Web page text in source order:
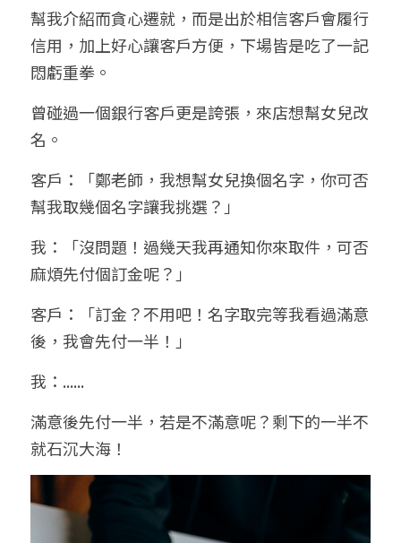
幫我介紹而貪心遷就，而是出於相信客戶會履行
信用，加上好心讓客戶方便，下場皆是吃了一記
悶虧重拳。
曾碰過一個銀行客戶更是誇張，來店想幫女兒改
名。
客戶：「鄭老師，我想幫女兒換個名字，你可否
幫我取幾個名字讓我挑選？」
我：「沒問題！過幾天我再通知你來取件，可否
麻煩先付個訂金呢？」
客戶：「訂金？不用吧！名字取完等我看過滿意
後，我會先付一半！」
我：......
滿意後先付一半，若是不滿意呢？剩下的一半不
就石沉大海！